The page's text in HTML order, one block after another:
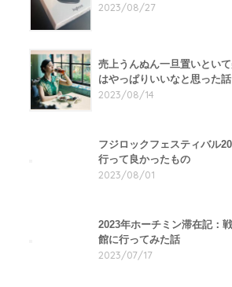
2023/08/27
売上うんぬん一旦置いとい
はやっぱりいいなと思った話
2023/08/14
フジロックフェスティバル
行って良かったもの
2023/08/01
2023年ホーチミン滞在記：
館に行ってみた話
2023/07/17